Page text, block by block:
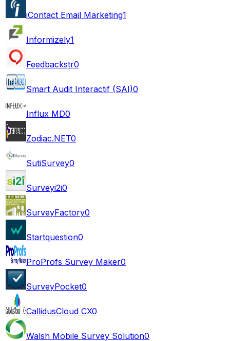
iContact Email Marketing1
Informizely1
Feedbackstr0
Smart Audit Interactif (SAI)0
Influx MD0
Zodiac.NET0
SutiSurvey0
Surveyi2i0
SurveyFactory0
Startquestion0
ProProfs Survey Maker0
SurveyPocket0
CallidusCloud CX0
Walsh Mobile Survey Solution0